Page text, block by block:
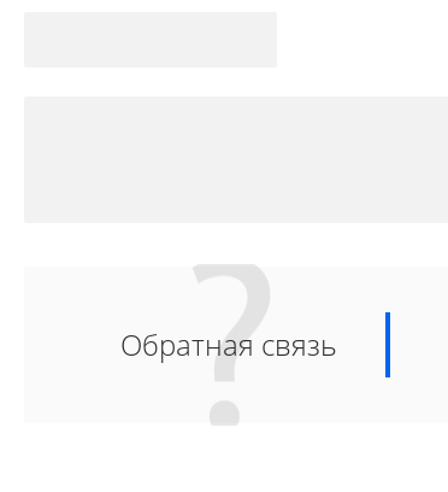
Обратная связь